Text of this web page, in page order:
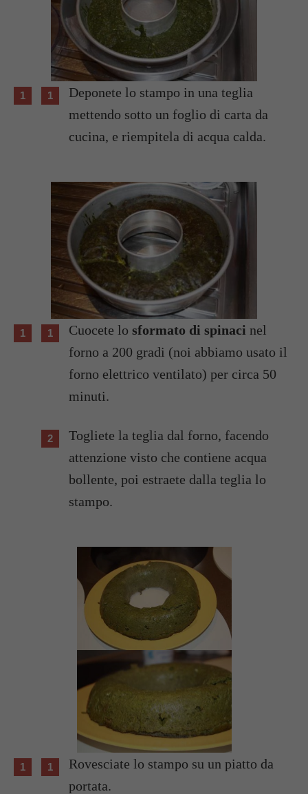
Deponete lo stampo in una teglia
mettendo sotto un foglio di carta da
cucina, e riempitela di acqua calda.
Cuocete lo sformato di spinaci nel
forno a 200 gradi (noi abbiamo usato il
forno elettrico ventilato) per circa 50
minuti.
Togliete la teglia dal forno, facendo
attenzione visto che contiene acqua
bollente, poi estraete dalla teglia lo
stampo.
Rovesciate lo stampo su un piatto da
portata.